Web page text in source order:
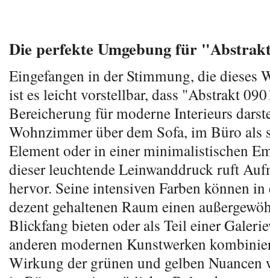
Die perfekte Umgebung für
Eingefangen in der Stimmung, die dieses
ist es leicht vorstellbar, dass "Abstrakt
Bereicherung für moderne Interieurs
Wohnzimmer über dem Sofa, im Büro als
Element oder in einer minimalistischen
dieser leuchtende Leinwanddruck ruft
hervor. Seine intensiven Farben können in
dezent gehaltenen Raum einen
Blickfang bieten oder als Teil einer
anderen modernen Kunstwerken
Wirkung der grünen und gelben Nuancen